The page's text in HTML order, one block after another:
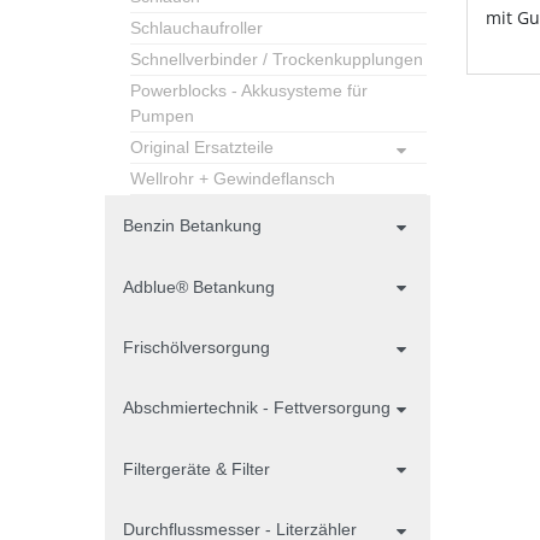
Schlauchaufroller
Schnellverbinder / Trockenkupplungen
Powerblocks - Akkusysteme für
Pumpen
Original Ersatzteile
Wellrohr + Gewindeflansch
Benzin Betankung
Adblue® Betankung
Frischölversorgung
Abschmiertechnik - Fettversorgung
Filtergeräte & Filter
Durchflussmesser - Literzähler
mit